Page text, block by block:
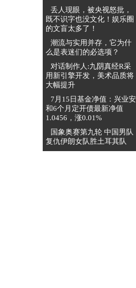
丢人现眼，被央视怒批，
既不识字也没文化！娱乐圈
的文盲太多了！
潮流与实用并存，它为什
么是表迷们的必选项？
对话制作人:九阴真经R采
用新引擎开发，美术品质将
大幅提升
7月15日基金净值：兴业安
和6个月定开债最新净值
1.0456，涨0.01%
国象奥赛第九轮 中国男队
复仇伊朗女队胜土耳其队